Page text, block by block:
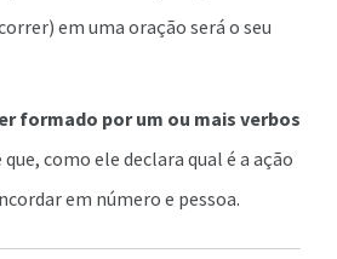
em uma oração será o seu
formado por um ou mais verbos
como ele declara qual é a ação
em número e pessoa.